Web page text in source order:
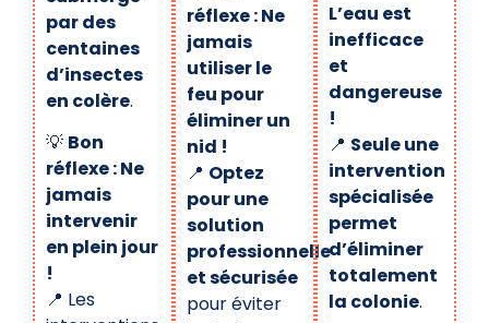
par des
centaines
d’insectes
en colère.
💡 Bon
réflexe : Ne
jamais
intervenir
en plein jour
!
📍 Les
réflexe : Ne
jamais
utiliser le
feu pour
éliminer un
nid !
📍 Optez
pour une
solution
professionnelle
et sécurisée
pour éviter
L’eau est
inefficace
et
dangereuse
!
📍 Seule une
intervention
spécialisée
permet
d’éliminer
totalement
la colonie.